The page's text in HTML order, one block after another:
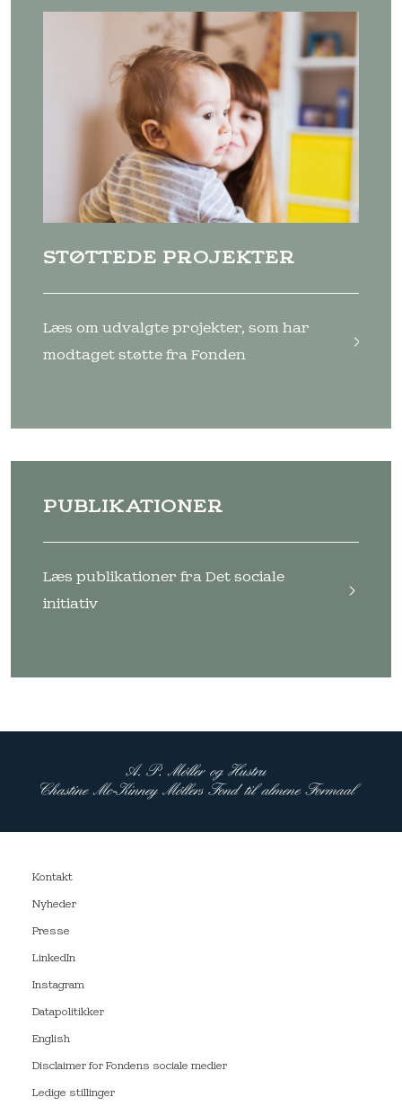
STØTTEDE PROJEKTER
Læs om udvalgte projekter, som har
modtaget støtte fra Fonden
PUBLIKATIONER
Læs publikationer fra Det sociale
initiativ
Kontakt
Nyheder
Presse
LinkedIn
Instagram
Datapolitikker
English
Disclaimer for Fondens sociale medier
Ledige stillinger